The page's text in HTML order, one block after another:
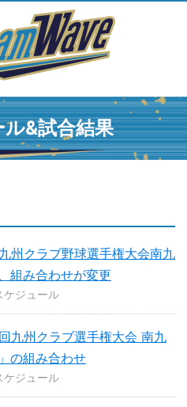
&試合結果
州クラブ野球選手権大会南九
組み合わせが変更
ケジュール
回九州クラブ選手権大会 南九
の組み合わせ
ケジュール